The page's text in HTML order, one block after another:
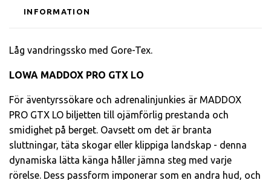
INFORMATION
Låg vandringssko med Gore-Tex.
LOWA MADDOX PRO GTX LO
För äventyrssökare och adrenalinjunkies är MADDOX
PRO GTX LO biljetten till ojämförlig prestanda och
smidighet på berget. Oavsett om det är branta
sluttningar, täta skogar eller klippiga landskap - denna
dynamiska lätta känga håller jämna steg med varje
rörelse. Dess passform imponerar som en andra hud, och